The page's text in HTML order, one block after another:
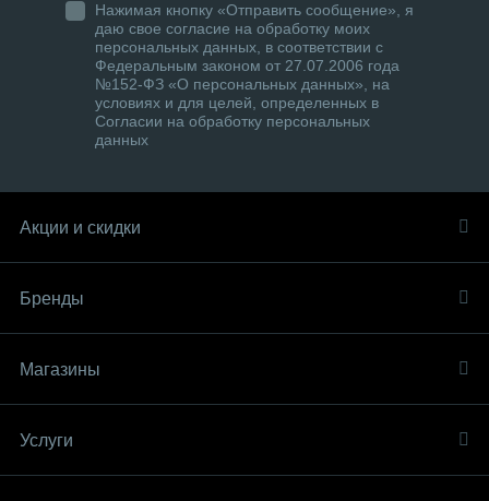
Нажимая кнопку «Отправить сообщение», я
даю свое согласие на обработку моих
персональных данных, в соответствии с
Федеральным законом от 27.07.2006 года
№152-ФЗ «О персональных данных», на
условиях и для целей, определенных в
Согласии на обработку персональных
данных
Акции и скидки
Бренды
Магазины
Услуги